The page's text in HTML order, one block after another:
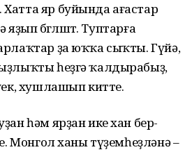
яр буйында ағастар
бөгөлөштө. Туптарға
ҙа юҡҡа сыҡты. Гүйә,
һеҙгә ҡалдырабыҙ,
хушлашып китте.
һәм ярҙан ике хан бер-
Монгол ханы түҙемһеҙләнә –